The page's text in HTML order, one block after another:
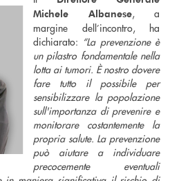
Michele Albanese, a
margine dell’incontro, ha
dichiarato: “La prevenzione è
un pilastro fondamentale nella
lotta ai tumori. È nostro dovere
fare tutto il possibile per
sensibilizzare la popolazione
sull'importanza di prevenire e
monitorare costantemente la
propria salute. La prevenzione
può aiutare a individuare
precocemente eventuali